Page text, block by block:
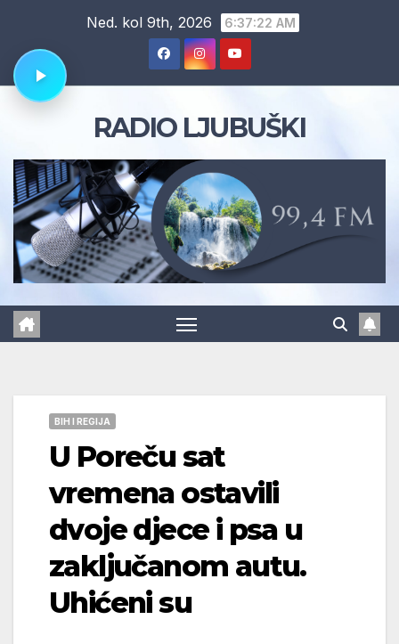
content
Ned. kol 9th, 2026 6:37:23 AM
RADIO LJUBUŠKI
BIH I REGIJA
U Poreču sat
vremena ostavili
dvoje djece i psa u
zaključanom autu.
Uhićeni su